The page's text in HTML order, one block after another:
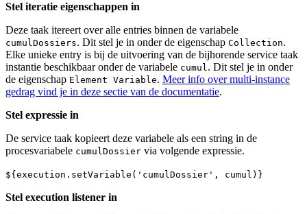
Stel iteratie eigenschappen in
Deze taak itereert over alle entries binnen de variabele
cumulDossiers. Dit stel je in onder de eigenschap Collection.
Elke unieke entry is bij de uitvoering van de bijhorende service taak
instantie beschikbaar onder de variabele cumul. Dit stel je in onder
de eigenschap Element Variable. Meer info over multi-instance
gedrag vind je in deze sectie van de documentatie.
Stel expressie in
De service taak kopieert deze variabele als een string in de
procesvariabele cumulDossier via volgende expressie.
${execution.setVariable('cumulDossier', cumul)}
Stel execution listener in